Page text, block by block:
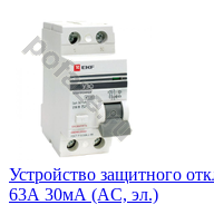
Устройство защитного
63А 30мА (AC, эл.)